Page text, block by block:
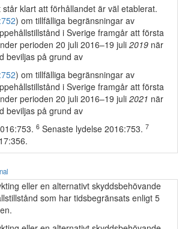
klart att förhållandet är väl etablerat.
) om tillfälliga begränsningar av
i Sverige framgår att första
perioden 20 juli 2016–19 juli 2019 när
beviljas på grund av
) om tillfälliga begränsningar av
i Sverige framgår att första
perioden 20 juli 2016–19 juli 2021 när
beviljas på grund av
6 Senaste lydelse 2016:753. 7
eller en alternativt skyddsbehövande
som har tidsbegränsats enligt 5